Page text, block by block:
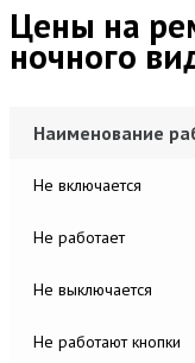
Цены на
ночного
Наименование
Не включается
Не работает
Не выключается
Не работают кнопки